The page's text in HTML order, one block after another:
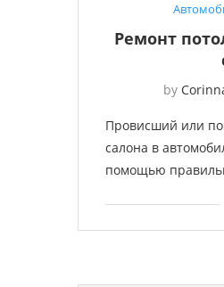
Ремонт
by
Провисший или
салона в
помощью